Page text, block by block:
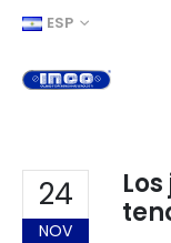
ESP
24
NOV